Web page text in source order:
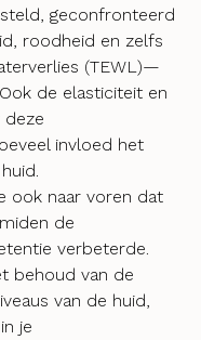
geconfronteerd
roodheid en zelfs
(TEWL)—
de elasticiteit en
invloed het
ook naar voren dat
de
verbeterde.
behoud van de
van de huid,
je